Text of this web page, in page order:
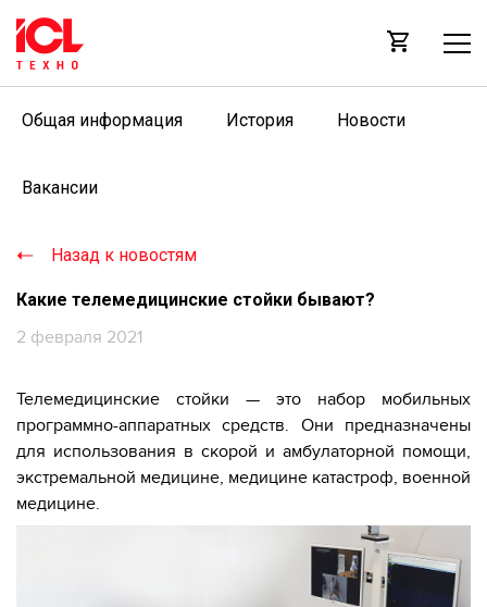
Общая информация История Новости
Вакансии
Назад к новостям
Какие телемедицинские стойки бывают?
2 февраля 2021
Телемедицинские стойки — это набор мобильных
программно-аппаратных средств. Они предназначены
для использования в скорой и амбулаторной помощи,
экстремальной медицине, медицине катастроф, военной
медицине.